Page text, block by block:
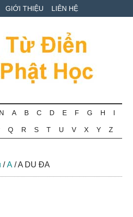
GIỚI THIỆU LIÊN HỆ
A B C D E F G H I
Q R S T U V X Y Z
/ A /A DU ĐA